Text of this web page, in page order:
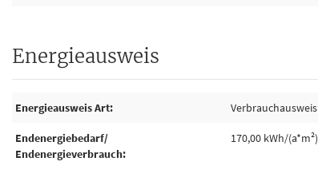
Energieausweis
Energieausweis Art Verbrauchausweis
Endenergiebedarf/
Endenergieverbrauch
170,00 kWh/(a*m²)